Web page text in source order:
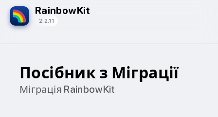
RainbowKit
2.2.11
Посібник з Міграції
Міграція RainbowKit